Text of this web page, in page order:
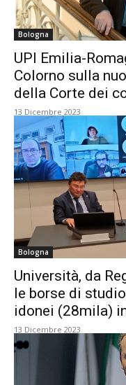
Bologna
UPI Emilia-
Colorno sulla
della Corte dei
13 Dicembre 2023
Bologna
Università, da
le borse di
idonei (28mila)
13 Dicembre 2023